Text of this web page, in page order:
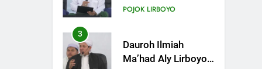
Bahas Metode
Hadis Dhaif.
POJOK LIRBOYO
4
Dauroh Ilmiah &
Sanadan Kitab Al-